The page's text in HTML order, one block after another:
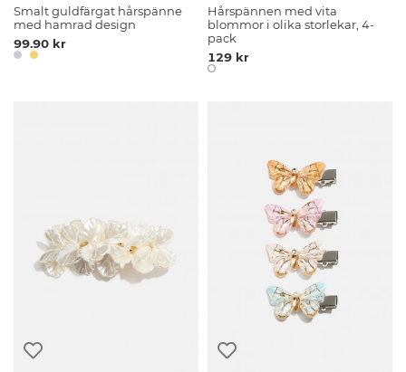
Smalt guldfärgat hårspänne
med hamrad design
99.90 kr
Hårspännen med vita
blommor i olika storlekar, 4-
pack
129 kr